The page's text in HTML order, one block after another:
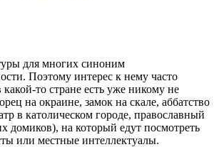
для многих синоним
Поэтому интерес к нему часто
то стране есть уже никому не
на окраине, замок на скале, аббатство
в католическом городе, православный
домиков), на который едут посмотреть
или местные интеллектуалы.